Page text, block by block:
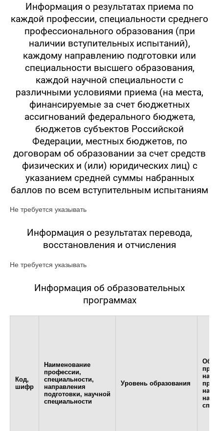
Информация о результатах приема по
каждой профессии, специальности среднего
профессионального образования (при
наличии вступительных испытаний),
каждому направлению подготовки или
специальности высшего образования,
каждой научной специальности с
различными условиями приема (на места,
финансируемые за счет бюджетных
ассигнований федерального бюджета,
бюджетов субъектов Российской
Федерации, местных бюджетов, по
договорам об образовании за счет средств
физических и (или) юридических лиц) с
указанием средней суммы набранных
баллов по всем вступительным испытаниям
Не требуется указывать
Информация о результатах перевода,
восстановления и отчисления
Не требуется указывать
Информация об образовательных
программах
Код,
шифр
Наименование
профессии,
специальности,
направления
подготовки, научной
специальности
Уровень образования